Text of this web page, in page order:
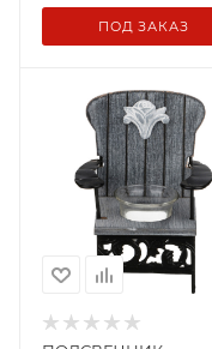
ПОД ЗАКАЗ